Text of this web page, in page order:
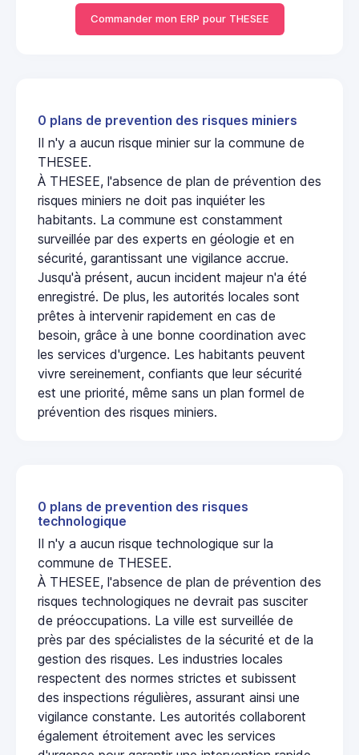
Commander mon ERP pour THESEE
0 plans de prevention des risques miniers
Il n'y a aucun risque minier sur la commune de
THESEE.
À THESEE, l'absence de plan de prévention des
risques miniers ne doit pas inquiéter les
habitants. La commune est constamment
surveillée par des experts en géologie et en
sécurité, garantissant une vigilance accrue.
Jusqu'à présent, aucun incident majeur n'a été
enregistré. De plus, les autorités locales sont
prêtes à intervenir rapidement en cas de
besoin, grâce à une bonne coordination avec
les services d'urgence. Les habitants peuvent
vivre sereinement, confiants que leur sécurité
est une priorité, même sans un plan formel de
prévention des risques miniers.
0 plans de prevention des risques
technologique
Il n'y a aucun risque technologique sur la
commune de THESEE.
À THESEE, l'absence de plan de prévention des
risques technologiques ne devrait pas susciter
de préoccupations. La ville est surveillée de
près par des spécialistes de la sécurité et de la
gestion des risques. Les industries locales
respectent des normes strictes et subissent
des inspections régulières, assurant ainsi une
vigilance constante. Les autorités collaborent
également étroitement avec les services